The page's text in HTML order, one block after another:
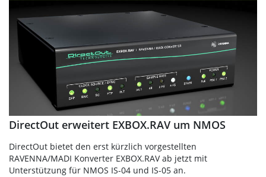
DirectOut erweitert EXBOX.RAV um NMOS
DirectOut bietet den erst kürzlich vorgestellten
RAVENNA/MADI Konverter EXBOX.RAV ab jetzt mit
Unterstützung für NMOS IS-04 und IS-05 an.